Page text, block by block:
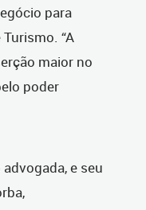
para
“A
maior no
poder
e seu